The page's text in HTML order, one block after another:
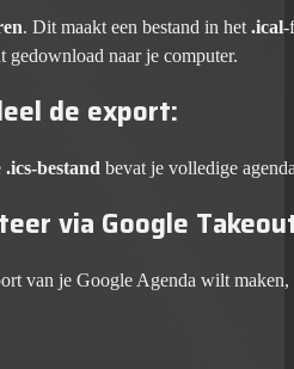
. Dit maakt een bestand in het .ical-
gedownload naar je computer.
de export:
.ics-bestand bevat je volledige
via Google
van je Google Agenda wilt